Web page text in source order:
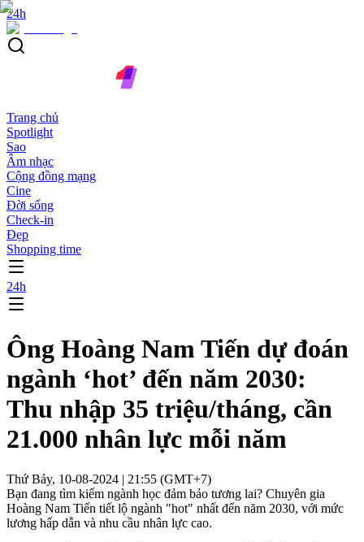
24h
Trang chủ
Spotlight
Sao
Âm nhạc
Cộng đồng mạng
Cine
Đời sống
Check-in
Đẹp
Shopping time
24h
Ông Hoàng Nam Tiến dự đoán
ngành ‘hot’ đến năm 2030:
Thu nhập 35 triệu/tháng, cần
21.000 nhân lực mỗi năm
Thứ Bảy, 10-08-2024 | 21:55 (GMT+7)
Bạn đang tìm kiếm ngành học đảm bảo tương lai? Chuyên gia
Hoàng Nam Tiến tiết lộ ngành "hot" nhất đến năm 2030, với mức
lương hấp dẫn và nhu cầu nhân lực cao.